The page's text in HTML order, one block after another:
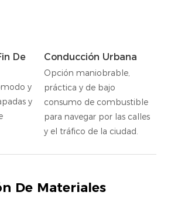
De
y
y
Conducción Urbana
Opción maniobrable,
práctica y de bajo
consumo de combustible
para navegar por las calles
y el tráfico de la ciudad.
De Materiales